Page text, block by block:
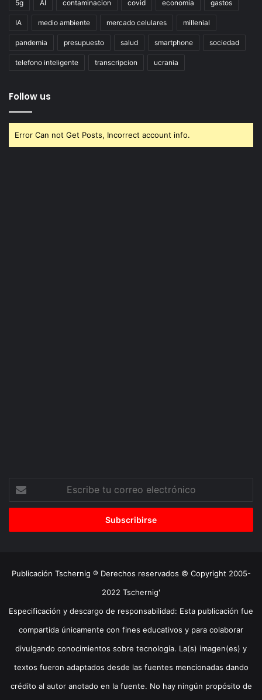
5g AI contaminacion covid economia gastos
IA medio ambiente mercado celulares millenial
pandemia presupuesto salud smartphone sociedad
telefono inteligente transcripcion ucrania
Follow us
Error Can not Get Posts, Incorrect account info.
correo
Publicación Tschernig ® Derechos reservados © Copyright 2005-
2022 Tschernig'
Especificación y descargo de responsabilidad: Esta publicación fue
compartida únicamente con fines educativos y para colaborar
divulgando conocimientos sobre tecnología. La(s) imagen(es) y
textos fueron adaptados desde las fuentes mencionadas dando
crédito al autor anotado en la fuente. No hay ningún propósito de